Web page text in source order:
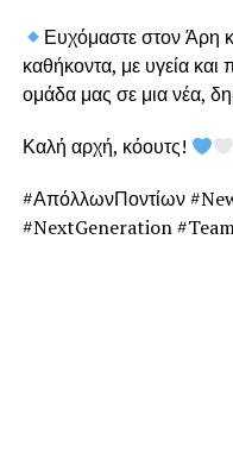
Ευχόμαστε στον Άρη
καθήκοντα, με υγεία και
ομάδα μας σε μια νέα,
Καλή αρχή, κόουτς!
#ΑπόλλωνΠοντίων
#NextGeneration